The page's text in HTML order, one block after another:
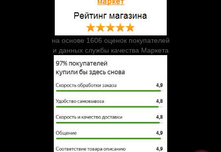
на основе 1606 оценок покупателей
и данных службы качества Маркета